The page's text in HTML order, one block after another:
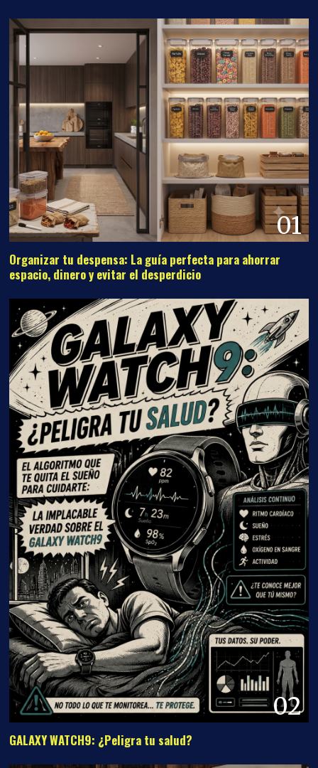
01
Organizar tu despensa: La guía perfecta para ahorrar
espacio, dinero y evitar el desperdicio
02
GALAXY WATCH9: ¿Peligra tu salud?